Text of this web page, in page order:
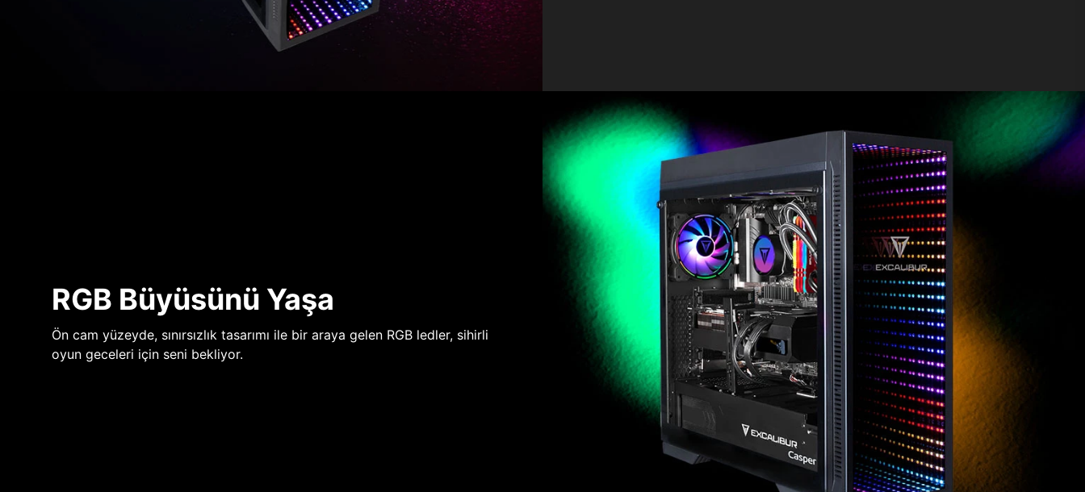
RGB Büyüsünü Yaşa
Ön cam yüzeyde, sınırsızlık tasarımı ile bir araya gelen RGB ledler, sihirli
oyun geceleri için seni bekliyor.